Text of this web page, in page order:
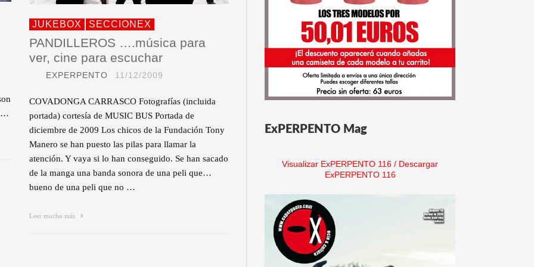
JUKEBOX SECCIONEX
PANDILLEROS ….música para
ver, cine para escuchar
EXPERPENTO 11/12/2009
COVADONGA CARRASCO Fotografías (incluida
portada) cortesía de MUSIC BUS Portada de
diciembre de 2009 Los chicos de la Fundación Tony
Manero se han puesto las pilas para llamar la
atención. Y vaya si lo han conseguido. Se han sacado
de la manga una banda sonora de una peli que…
bueno de una peli que no …
Leer mucho más
ExPERPENTO Mag
Visualizar ExPERPENTO 116 / Descargar
ExPERPENTO 116